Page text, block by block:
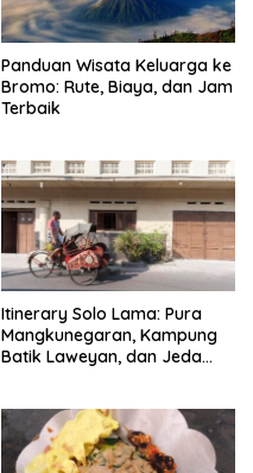
Panduan Wisata Keluarga ke
Bromo: Rute, Biaya, dan Jam
Terbaik
Itinerary Solo Lama: Pura
Mangkunegaran, Kampung
Batik Laweyan, dan Jeda